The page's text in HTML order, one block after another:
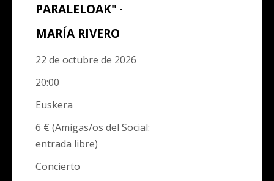
PARALELOAK" ·
MARÍA RIVERO
22 de octubre de 2026
20:00
Euskera
6 € (Amigas/os del Social:
entrada libre)
Concierto